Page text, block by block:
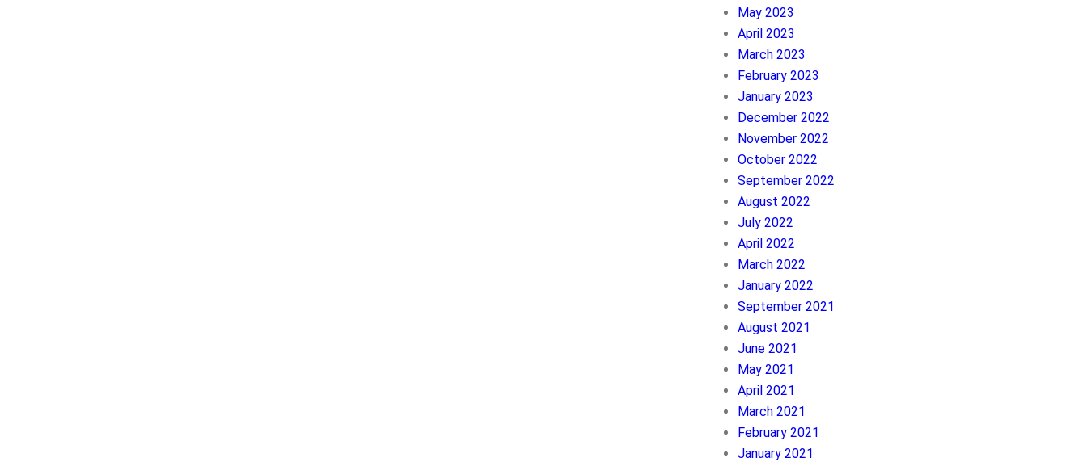
May 2023
April 2023
March 2023
February 2023
January 2023
December 2022
November 2022
October 2022
September 2022
August 2022
July 2022
April 2022
March 2022
January 2022
September 2021
August 2021
June 2021
May 2021
April 2021
March 2021
February 2021
January 2021